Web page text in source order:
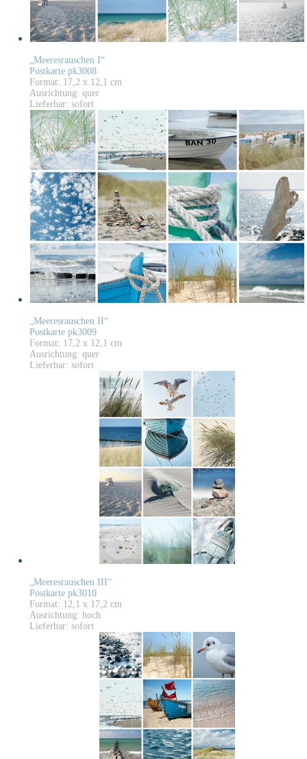
„Meeresrauschen I“
Postkarte pk3008
Format: 17,2 x 12,1 cm
Ausrichtung: quer
Lieferbar: sofort
„Meeresrauschen II“
Postkarte pk3009
Format: 17,2 x 12,1 cm
Ausrichtung: quer
Lieferbar: sofort
„Meeresrauschen III“
Postkarte pk3010
Format: 12,1 x 17,2 cm
Ausrichtung: hoch
Lieferbar: sofort